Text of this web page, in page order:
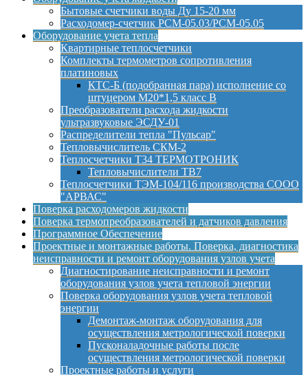
Бытовые счетчики воды Ду 15-20 мм
Расходомер-счетчик РСМ-05.03/РСМ-05.05
Оборудование учета тепла
Квартирные теплосчетчики
Комплекты термометров сопротивления
платиновых
КТС-Б (подобранная пара) исполнение со
штуцером М20*1,5 класс B
Преобразователи расхода жидкости
ультразвуковые ЭСДУ-01
Распределители тепла "Пульсар"
Тепловычислитель СКМ-2
Теплосчетчики Т34 ТЕРМОТРОНИК
Тепловычислители ТВ7
Теплосчетчики ТЭМ-104/116 производства СООО
"АРВАС"
Поверка расходомеров жидкости
Поверка термопреобразователей и датчиков давления
Программное Обеспечение
Проектные и монтажные работы. Поверка, диагностика
неисправности и ремонт оборудования узлов учета
Диагностирование неисправности и ремонт
оборудования узлов учета тепловой энергии
Поверка оборудования узлов учета тепловой
энергии
Демонтаж-монтаж оборудования для
осуществления метрологической поверки
Пусконаладочные работы после
осуществления метрологической поверки
Проектные работы и услуги